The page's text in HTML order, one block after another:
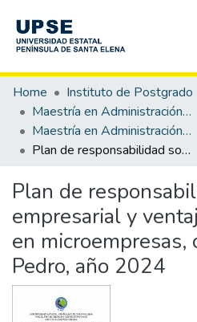
Communities & Collections
All of DSpace
Statistics
Home
Instituto de Postgrado
Maestría en Administración de Empresas mención Gestión de las Pymes
Maestría en Administración de Empresas Mención Gestión de las Pymes
Plan de responsabilidad social empresarial y ventaja competitiva en microempresas, comuna San Pedro, año 2024
Plan de
empresarial y
en microempresas,
Pedro, año 2024